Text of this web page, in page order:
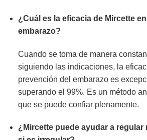
¿Cuál es la eficacia de Mircetteen
embarazo?
Cuando se toma de manera
siguiendo las indicaciones, la
prevención del embarazo es
superando el 99%. Es un método
que se puede confiar plenamente.
¿ Mircettepuede ayudar a regular